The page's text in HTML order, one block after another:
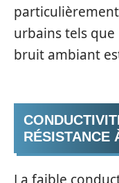
urbains tels
bruit ambiant
RÉSISTANCE
La faible